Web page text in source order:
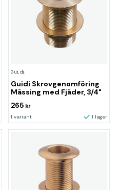
Guidi
Guidi Skrovgenomföring
Mässing med Fjäder, 3/4"
265 kr
1 variant I lager